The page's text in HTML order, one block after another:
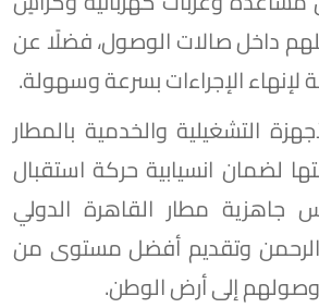
داخل صالات الوصول، فضلًا عن
لإنهاء الإجراءات بسرعة وسهولة.
التشغيلية والخدمية بالمطار
لضمان انسيابية حركة استقبال
جاهزية مطار القاهرة الدولي
وتقديم أفضل مستوى من
إلى أرض الوطن.